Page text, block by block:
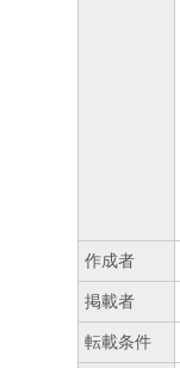
作成者
掲載者
転載条件